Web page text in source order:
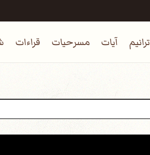
ترانيم آيات مسرحيات قراءات